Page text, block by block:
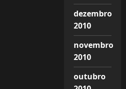
dezembro
2010
novembro
2010
outubro